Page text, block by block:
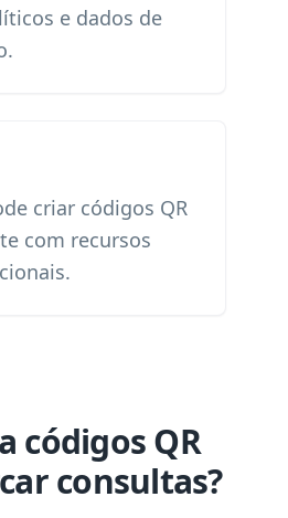
e dados de
criar códigos QR
com recursos
códigos QR
consultas?